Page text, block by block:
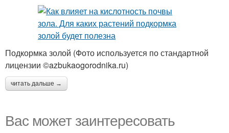
Подкормка золой (Фото используется по стандартной
лицензии ©azbukaogorodnika.ru)
читать дальше →
Вас может заинтересовать